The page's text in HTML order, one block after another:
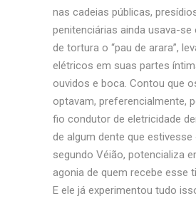
nas cadeias públicas,
penitenciárias ainda usava-
de tortura o “pau de arara”,
elétricos em suas partes
ouvidos e boca. Contou que
optavam, preferencialmente,
fio condutor de eletricidade
de algum dente que estivesse
segundo Véião, potencializa
agonia de quem recebe esse
E ele já experimentou tudo